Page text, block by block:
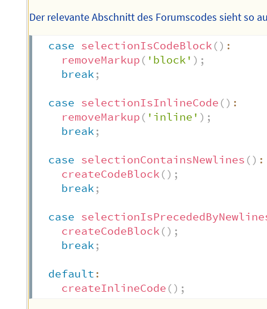
Der relevante Abschnitt des Forumscodes sieht so
case selectionIsCodeBlock () :
removeMarkup ( 'block' ) ;
break ;
case selectionIsInlineCode () :
removeMarkup ( 'inline' ) ;
break ;
case selectionContainsNewlines () :
createCodeBlock () ;
break ;
case
createCodeBlock () ;
break ;
default :
createInlineCode () ;